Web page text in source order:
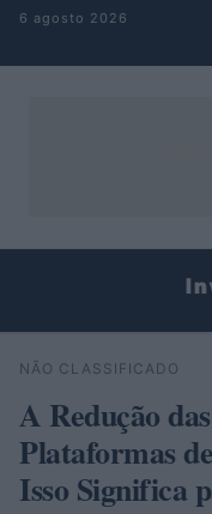
Pular para o conteúdo
6 agosto 2026
Buscar
NÃO CLASSIFICADO
A Redução
Plataformas
Isso Significa